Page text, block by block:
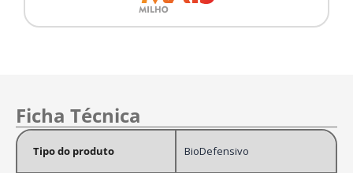
Ficha Técnica
Tipo do produto BioDefensivo